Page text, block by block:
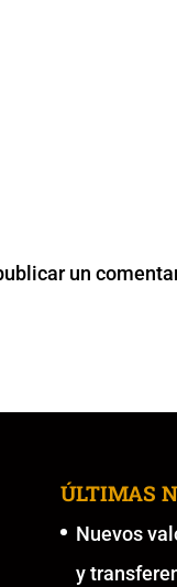
un
ÚLTIMAS
Nuevos
y